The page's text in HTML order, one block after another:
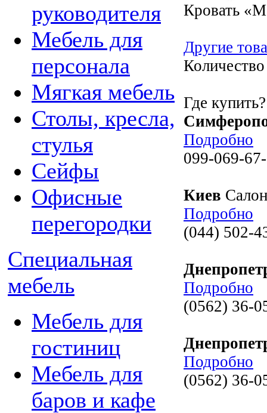
руководителя
Мебель для
персонала
Мягкая мебель
Столы, кресла,
стулья
Сейфы
Офисные
перегородки
Специальная
мебель
Мебель для
гостиниц
Мебель для
баров и кафе
Кровать
Другие
Где купить?
Подробно
099-069-
Киев
Подробно
(044) 502-
Подробно
(0562) 36-
Подробно
(0562) 36-